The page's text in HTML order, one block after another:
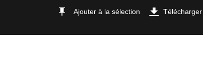
Ajouter à la sélection Télécharger